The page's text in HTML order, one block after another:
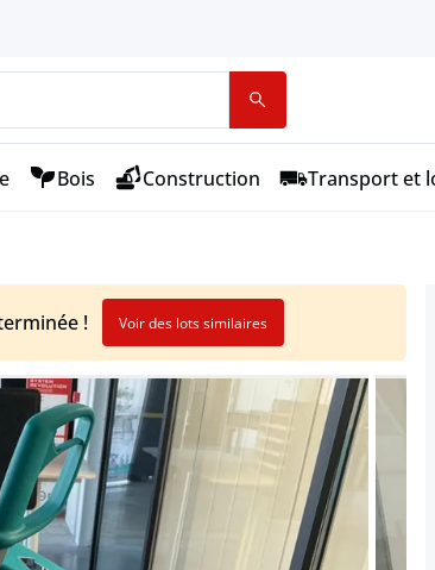
Bois Construction Transport et
! Voir des lots similaires